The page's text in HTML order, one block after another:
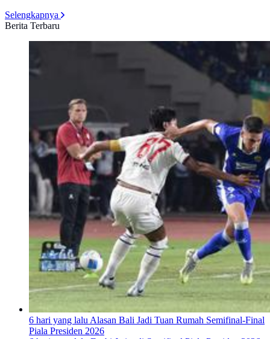
Selengkapnya
Berita Terbaru
6 hari yang lalu Alasan Bali Jadi Tuan Rumah Semifinal-Final
Piala Presiden 2026